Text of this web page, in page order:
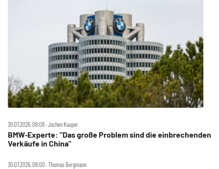
30.07.2026, 09:08 ‧ Jochen Kauper
BMW‑Experte: "Das große Problem sind die einbrechenden
Verkäufe in China"
30.07.2026, 09:00 ‧ Thomas Bergmann